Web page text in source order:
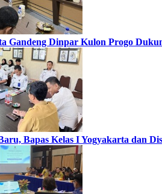
Gandeng Dinpar Kulon Progo
Bapas Kelas I Yogyakarta dan